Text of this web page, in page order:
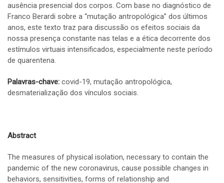
ausência presencial dos corpos. Com base no diagnóstico de
Franco Berardi sobre a “mutação antropológica” dos últimos
anos, este texto traz para discussão os efeitos sociais da
nossa presença constante nas telas e a ética decorrente dos
estímulos virtuais intensificados, especialmente neste período
de quarentena.
Palavras-chave: covid-19, mutação antropológica,
desmaterialização dos vínculos sociais.
Abstract
The measures of physical isolation, necessary to contain the
pandemic of the new coronavirus, cause possible changes in
behaviors, sensitivities, forms of relationship and